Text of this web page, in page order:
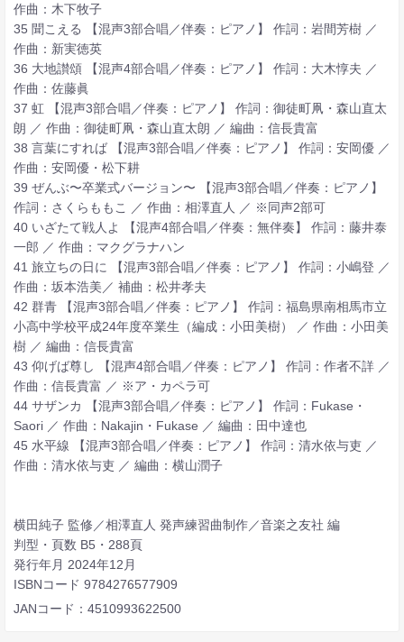
作曲：木下牧子
35 聞こえる 【混声3部合唱／伴奏：ピアノ】 作詞：岩間芳樹 ／
作曲：新実徳英
36 大地讃頌 【混声4部合唱／伴奏：ピアノ】 作詞：大木惇夫 ／
作曲：佐藤眞
37 虹 【混声3部合唱／伴奏：ピアノ】 作詞：御徒町凧・森山直太
朗 ／ 作曲：御徒町凧・森山直太朗 ／ 編曲：信長貴富
38 言葉にすれば 【混声3部合唱／伴奏：ピアノ】 作詞：安岡優 ／
作曲：安岡優・松下耕
39 ぜんぶ〜卒業式バージョン〜 【混声3部合唱／伴奏：ピアノ】
作詞：さくらももこ ／ 作曲：相澤直人 ／ ※同声2部可
40 いざたて戦人よ 【混声4部合唱／伴奏：無伴奏】 作詞：藤井泰
一郎 ／ 作曲：マクグラナハン
41 旅立ちの日に 【混声3部合唱／伴奏：ピアノ】 作詞：小嶋登 ／
作曲：坂本浩美／ 補曲：松井孝夫
42 群青 【混声3部合唱／伴奏：ピアノ】 作詞：福島県南相馬市立
小高中学校平成24年度卒業生（編成：小田美樹） ／ 作曲：小田美
樹 ／ 編曲：信長貴富
43 仰げば尊し 【混声4部合唱／伴奏：ピアノ】 作詞：作者不詳 ／
作曲：信長貴富 ／ ※ア・カペラ可
44 サザンカ 【混声3部合唱／伴奏：ピアノ】 作詞：Fukase・
Saori ／ 作曲：Nakajin・Fukase ／ 編曲：田中達也
45 水平線 【混声3部合唱／伴奏：ピアノ】 作詞：清水依与吏 ／
作曲：清水依与吏 ／ 編曲：横山潤子
横田純子 監修／相澤直人 発声練習曲制作／音楽之友社 編
判型・頁数 B5・288頁
発行年月 2024年12月
ISBNコード 9784276577909
JANコード：4510993622500